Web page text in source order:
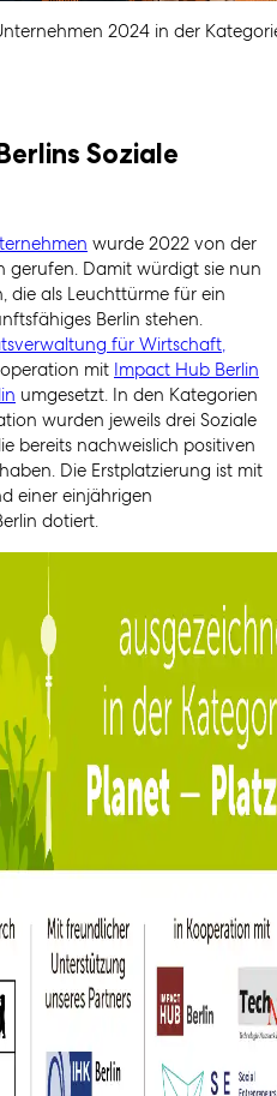
2024 in der
Soziale
wurde 2022 von der
gerufen. Damit würdigt sie nun
die als Leuchttürme für ein
Berlin stehen.
für Wirtschaft,
mit Impact Hub Berlin
umgesetzt. In den Kategorien
wurden jeweils drei Soziale
bereits nachweislich positiven
Die Erstplatzierung ist mit
einer einjährigen
dotiert.